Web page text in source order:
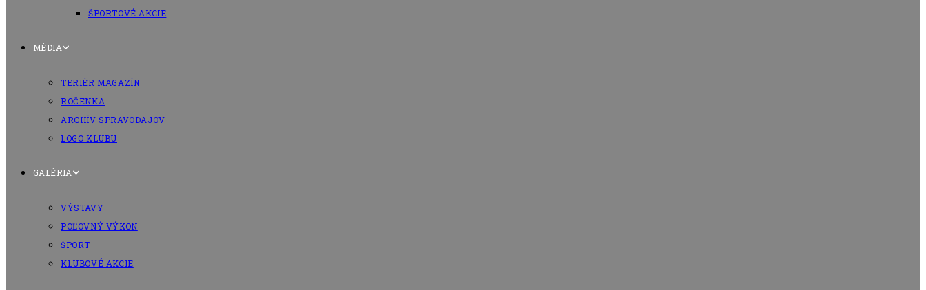
ŠPORTOVÉ AKCIE
MÉDIA
TERIÉR MAGAZÍN
ROČENKA
ARCHÍV SPRAVODAJOV
LOGO KLUBU
GALÉRIA
VÝSTAVY
POĽOVNÝ VÝKON
ŠPORT
KLUBOVÉ AKCIE